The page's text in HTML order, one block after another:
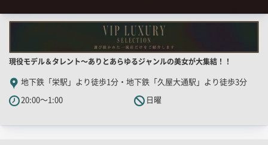
店
舗
PR
キ
現役モデル＆タレント～ありとあらゆるジャンルの美女が大集結！！
地下鉄「栄駅」より徒歩1分・地下鉄「久屋大通駅」より徒歩3分
20:00～1:00
日曜